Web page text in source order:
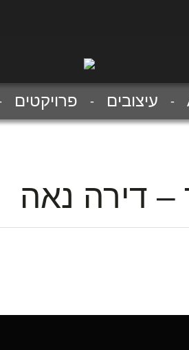
עיצובים פרויקטים
– דירה נאה